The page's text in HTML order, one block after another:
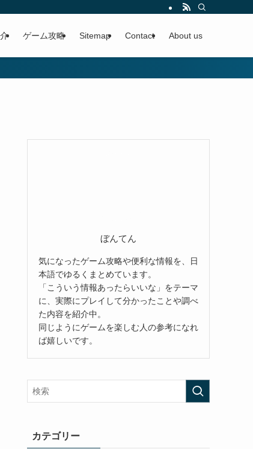
ゲーム攻略 Sitemap Contact About us
ぼんてん
気になったゲーム攻略や便利な情報を、日
本語でゆるくまとめています。
「こういう情報あったらいいな」をテーマ
に、実際にプレイして分かったことや調べ
た内容を紹介中。
同じようにゲームを楽しむ人の参考になれ
ば嬉しいです。
カテゴリー